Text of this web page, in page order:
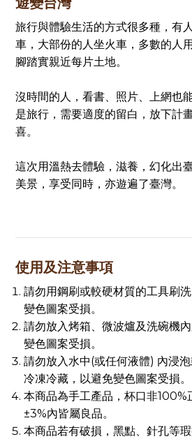
旅行與體驗生活的方式很多種，有
車，大部份的人坐火車，多數的人
腳踏實親近每片土地。
沒時間的人，看書、照片、上網也
是旅行，需要適度的留白，放下計
喜。
這次用溫熱去體驗，滋養，幻化出
美景，享受同時，亦遊遍了臺灣。
使用及注意事項
請勿用鋼刷或較硬材質的工具刷
變色圖案受損。
請勿放入烤箱、微波爐及洗碗機
變色圖案受損。
請勿放入水中(或任何液體) 內浸
冷凍冷藏，以避免變色圖案受損。
本商品為手工產品，杯口非100%
±3%內皆屬良品。
本商品若有破損，黑點、針孔等